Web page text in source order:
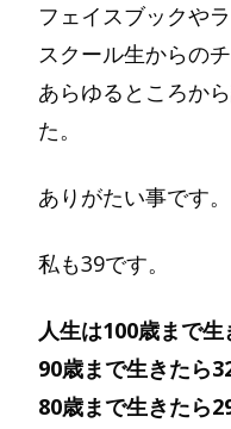
フェイスブックや
スクール生からの
あらゆるところか
た。
ありがたい事です。
私も39です。
人生は100歳まで
90歳まで生きたら
80歳まで生きたら